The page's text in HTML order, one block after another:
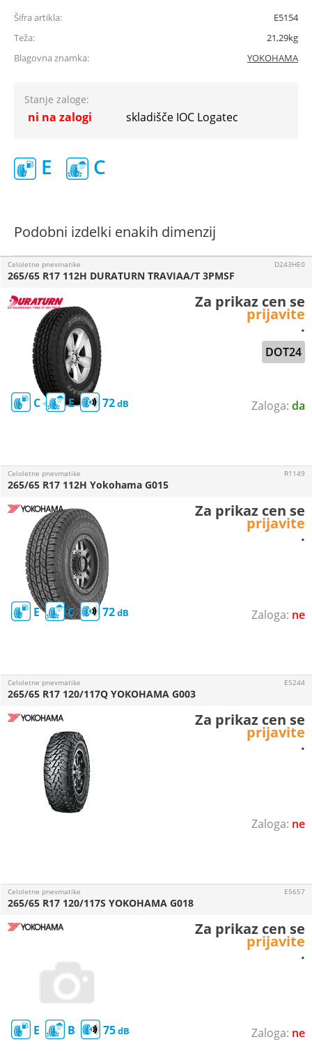
Šifra artikla:
E5154
Teža:
21,29kg
Blagovna znamka:
YOKOHAMA
Stanje zaloge:
ni na zalogi skladišče IOC Logatec
E C
Podobni izdelki enakih dimenzij
da
Celoletne pnevmatike
C E 72
DOT24
265/65 R17 112H DURATURN TRAVIAA/T 3PMSF
D243HE0
Za prikaz cen se
prijavite
.
ne
Celoletne pnevmatike
E C 72
265/65 R17 112H Yokohama G015
R1149
Za prikaz cen se
prijavite
.
ne
Celoletne pnevmatike
265/65 R17 120/117Q YOKOHAMA G003
E5244
Za prikaz cen se
prijavite
.
ne
Celoletne pnevmatike
E B 75
265/65 R17 120/117S YOKOHAMA G018
E5657
Za prikaz cen se
prijavite
.